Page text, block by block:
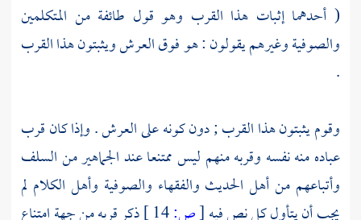
( أحدهما إثبات هذا القرب وهو قول طائفة من المتكلمين
والصوفيةوغيرهم يقولون : هو فوق العرش ويثبتون هذا القرب
.
وقوم يثبتون هذا القرب ; دون كونه على العرش . وإذا كان قرب
عباده منه نفسه وقربه منهم ليس ممتنعا عند الجماهير منالسلف
وأتباعهم من أهل الحديث والفقهاء والصوفية وأهل الكلام لم